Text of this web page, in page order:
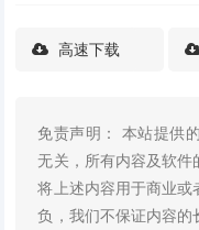
高速下载
免责声明： 本站提供
无关，所有内容及软
将上述内容用于商业或
负，我们不保证内容